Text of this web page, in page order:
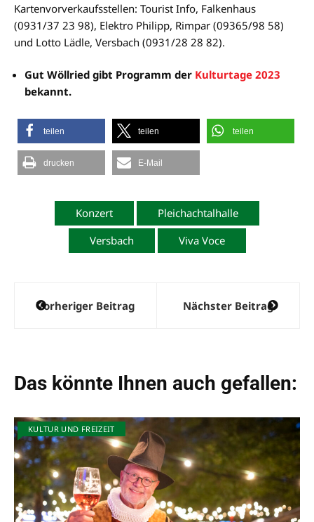
Kartenvorverkaufsstellen: Tourist Info, Falkenhaus
(0931/37 23 98), Elektro Philipp, Rimpar (09365/98 58)
und Lotto Lädle, Versbach (0931/28 28 82).
Gut Wöllried gibt Programm der Kulturtage 2023
bekannt.
teilen teilen teilen
drucken E-Mail
Konzert
Pleichachtalhalle
Versbach
Viva Voce
Beitragsnavigation
Vorheriger Beitrag Nächster Beitrag
Das könnte Ihnen auch gefallen:
KULTUR UND FREIZEIT